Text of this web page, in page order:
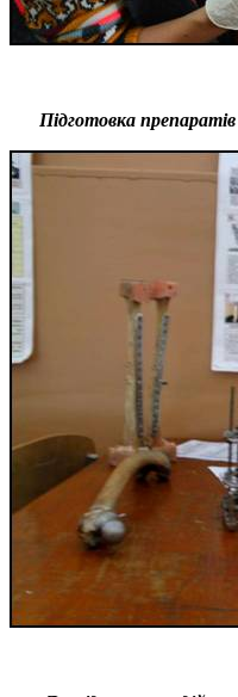
Підготовка